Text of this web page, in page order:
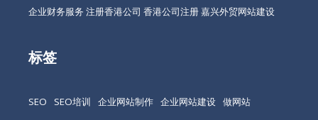
企业财务服务 注册香港公司 香港公司注册嘉兴外贸网站建设
标签
SEO SEO培训 企业网站制作 企业网站建设 做网站